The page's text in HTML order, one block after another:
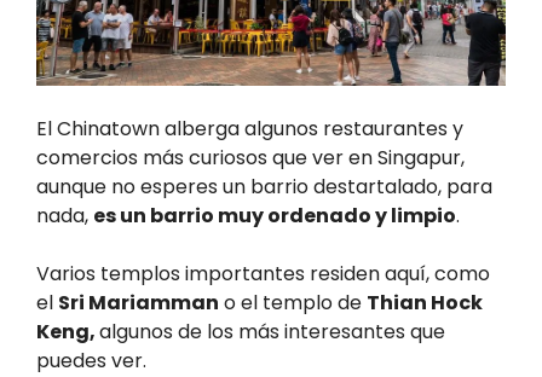
El Chinatown alberga algunos restaurantes y
comercios más curiosos que ver en Singapur,
aunque no esperes un barrio destartalado, para
nada, es un barrio muy ordenado y limpio.
Varios templos importantes residen aquí, como
el Sri Mariamman o el templo de Thian Hock
Keng,algunos de los más interesantes que
puedes ver.